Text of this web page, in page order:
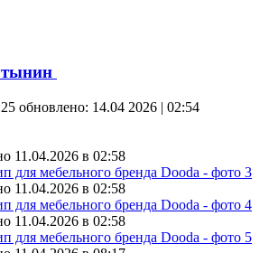
обновлено: 14.04 2026 | 02:54
11.04.2026 в 02:58
11.04.2026 в 02:58
11.04.2026 в 02:58